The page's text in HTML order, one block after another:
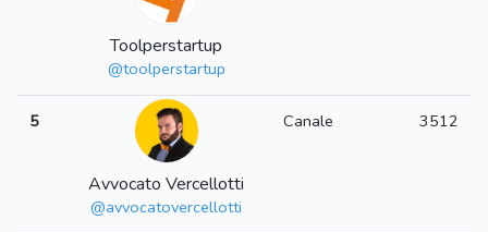
Toolperstartup
@toolperstartup
5
Avvocato Vercellotti
@avvocatovercellotti
Canale 3512